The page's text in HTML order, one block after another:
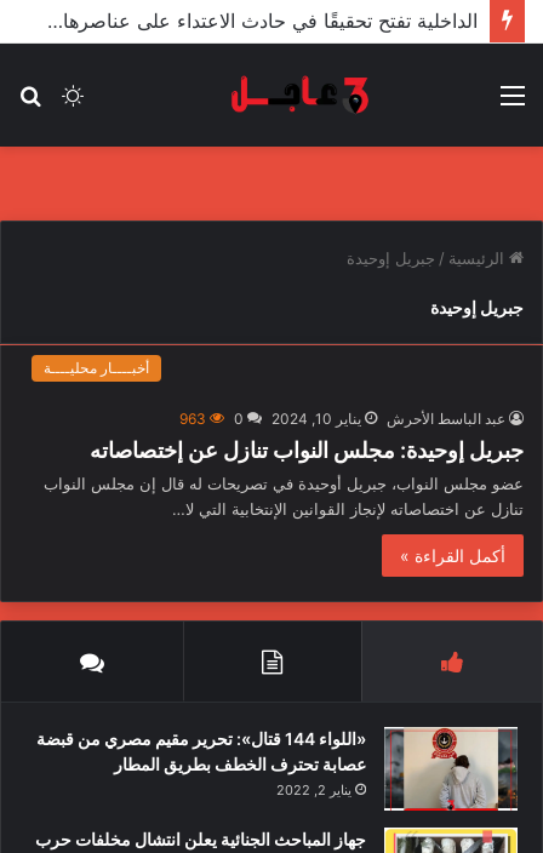
الداخلية تفتح تحقيقًا في حادث الاعتداء على عناصرها من قبل مندسين في المظاهرات
الوضع
الرئيسية / جبريل إوحيدة
جبريل إوحيدة
أخبــــار محليــــة
عبد الباسط الأحرش يناير 10, 2024 0
963
جبريل إوحيدة: مجلس النواب تنازل عن إختصاصاته
عضو مجلس النواب، جبريل أوحيدة في تصريحات له قال إن مجلس النواب
تنازل عن اختصاصاته لإنجاز القوانين الإنتخابية التي لا…
أكمل القراءة »
«اللواء 144 قتال»: تحرير مقيم مصري من قبضة
عصابة تحترف الخطف بطريق المطار
يناير 2, 2022
جهاز المباحث الجنائية يعلن انتشال مخلفات حرب